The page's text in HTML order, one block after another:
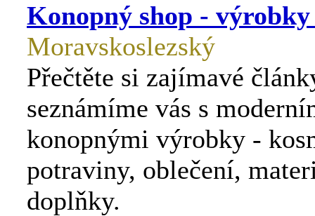
Konopný shop -
Moravskoslezský
Přečtěte si zajímavé
seznámíme vás s
konopnými výrobky -
potraviny, oblečení,
doplňky.